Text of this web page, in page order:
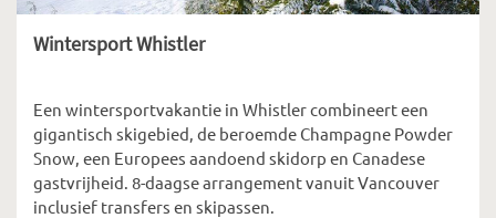
Wintersport Whistler
Een wintersportvakantie in Whistler combineert een
gigantisch skigebied, de beroemde Champagne Powder
Snow, een Europees aandoend skidorp en Canadese
gastvrijheid. 8-daagse arrangement vanuit Vancouver
inclusief transfers en skipassen.